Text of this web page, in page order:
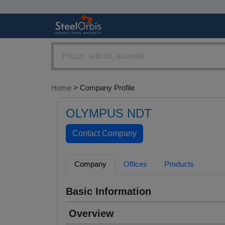
Home > Company Profile
OLYMPUS NDT
Company Offices Products
Basic Information
Overview